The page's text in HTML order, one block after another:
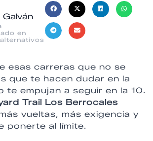
en
esas carreras que no se
que te hacen dudar en la
te empujan a seguir en la 10.
Trail Los Berrocales
vueltas, más exigencia y
ponerte al límite.